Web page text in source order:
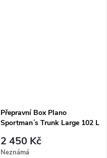
Přepravní Box Plano
Sportman´s Trunk Large 102 L
2 450 Kč
Neznámá